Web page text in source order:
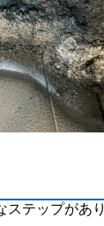
テップがあり